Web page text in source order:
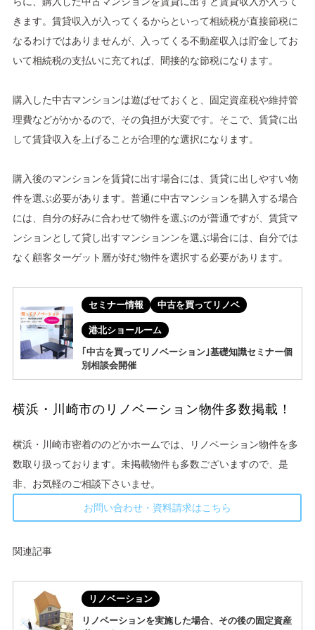
きます。賃貸収入が入ってくるからといって相続税が直接節税に
なるわけではありませんが、入ってくる不動産収入は貯金してお
いて相続税の支払いに充てれば、間接的な節税になります。
購入した中古マンションは遊ばせておくと、固定資産税や維持管
理費などがかかるので、その負担が大変です。そこで、賃貸に出
して賃貸収入を上げることが合理的な選択になります。
購入後のマンションを賃貸に出す場合には、賃貸に出しやすい物
件を選ぶ必要があります。普通に中古マンションを購入する場合
には、自分の好みに合わせて物件を選ぶのが普通ですが、賃貸マ
ンションとして貸し出すマンションンを選ぶ場合には、自分では
なく顧客ターゲット層が好む物件を選択する必要があります。
セミナー情報 中古を買ってリノベ
港北ショールーム
｢中古を買ってリノベーション｣基礎知識セミナー個
別相談会開催
横浜・川崎市のリノベーション物件多数掲載！
横浜・川崎市密着ののどかホームでは、リノベーション物件を多
数取り扱っております。未掲載物件も多数ございますので、是
非、お気軽のご相談下さいませ。
お問い合わせ・資料請求はこちら
関連記事
リノベーション
リノベーションを実施した場合、その後の固定資産